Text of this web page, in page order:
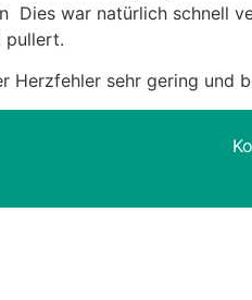
Dies war natürlich schnell
pullert.
Herzfehler sehr gering und